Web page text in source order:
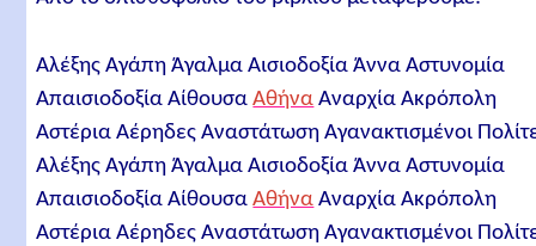
Αλέξης Αγάπη Άγαλμα Αισιοδοξία Άννα Αστυνομία
Απαισιοδοξία ΑίθουσαΑθήνα Αναρχία Ακρόπολη
Αστέρια Αέρηδες Αναστάτωση Αγανακτισμένοι
Αλέξης Αγάπη Άγαλμα Αισιοδοξία Άννα Αστυνομία
Απαισιοδοξία ΑίθουσαΑθήνα Αναρχία Ακρόπολη
Αστέρια Αέρηδες Αναστάτωση Αγανακτισμένοι